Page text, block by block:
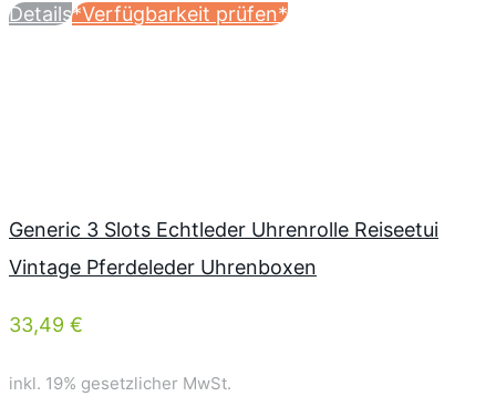
Details*Verfügbarkeit prüfen*
Generic 3 Slots Echtleder Uhrenrolle Reiseetui
Vintage Pferdeleder Uhrenboxen
33,49 €
inkl. 19% gesetzlicher MwSt.